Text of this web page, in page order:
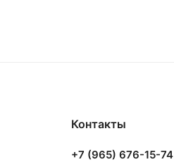
Контакты
+7 (965) 676-15-74